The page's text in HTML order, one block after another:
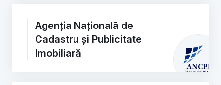
Agenția Națională de
Cadastru și Publicitate
Imobiliară